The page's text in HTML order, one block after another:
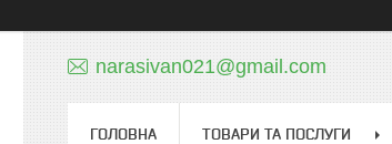
narasivan021@gmail.com
ГОЛОВНА ТОВАРИ ТА ПОСЛУГИ